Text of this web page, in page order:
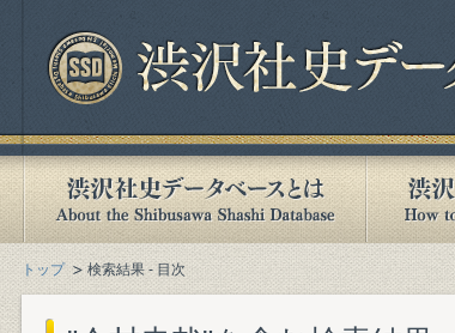
トップ 検索結果 - 目次